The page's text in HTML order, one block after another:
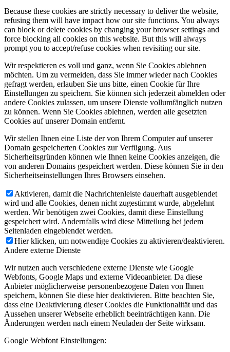
Because these cookies are strictly necessary to deliver the website,
refusing them will have impact how our site functions. You always
can block or delete cookies by changing your browser settings and
force blocking all cookies on this website. But this will always
prompt you to accept/refuse cookies when revisiting our site.
Wir respektieren es voll und ganz, wenn Sie Cookies ablehnen
möchten. Um zu vermeiden, dass Sie immer wieder nach Cookies
gefragt werden, erlauben Sie uns bitte, einen Cookie für Ihre
Einstellungen zu speichern. Sie können sich jederzeit abmelden oder
andere Cookies zulassen, um unsere Dienste vollumfänglich nutzen
zu können. Wenn Sie Cookies ablehnen, werden alle gesetzten
Cookies auf unserer Domain entfernt.
Wir stellen Ihnen eine Liste der von Ihrem Computer auf unserer
Domain gespeicherten Cookies zur Verfügung. Aus
Sicherheitsgründen können wie Ihnen keine Cookies anzeigen, die
von anderen Domains gespeichert werden. Diese können Sie in den
Sicherheitseinstellungen Ihres Browsers einsehen.
Aktivieren, damit die Nachrichtenleiste dauerhaft ausgeblendet
wird und alle Cookies, denen nicht zugestimmt wurde, abgelehnt
werden. Wir benötigen zwei Cookies, damit diese Einstellung
gespeichert wird. Andernfalls wird diese Mitteilung bei jedem
Seitenladen eingeblendet werden.
Hier klicken, um notwendige Cookies zu aktivieren/deaktivieren.
Andere externe Dienste
Wir nutzen auch verschiedene externe Dienste wie Google
Webfonts, Google Maps und externe Videoanbieter. Da diese
Anbieter möglicherweise personenbezogene Daten von Ihnen
speichern, können Sie diese hier deaktivieren. Bitte beachten Sie,
dass eine Deaktivierung dieser Cookies die Funktionalität und das
Aussehen unserer Webseite erheblich beeinträchtigen kann. Die
Änderungen werden nach einem Neuladen der Seite wirksam.
Google Webfont Einstellungen: